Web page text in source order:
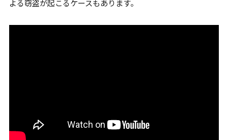
よる窃盗が起こるケースもあります。